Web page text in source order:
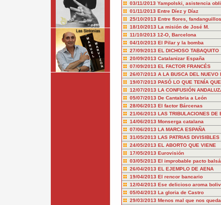
03/11/2013 Yampolski, asistencia
01/11/2013 Entre Díez y Díaz
25/10/2013 Entre flores,
18/10/2013 La misión de José M.
11/10/2013 12-O, Barcelona
04/10/2013 El Pilar y la bomba
27/09/2013 EL DICHOSO TABAQUITO
20/09/2013 Catalanizar España
07/09/2013 EL FACTOR FRANCÉS
26/07/2013 A LA BUSCA DEL NUEVO
19/07/2013 PASÓ LO QUE TENÍA
12/07/2013 LA CONFUSIÓN
05/07/2013 De Cantabria a León
28/06/2013 El factor Bárcenas
21/06/2013 LAS TRIBULACIONES DE
14/06/2013 Monserga catalana
07/06/2013 LA MARCA ESPAÑA
31/05/2013 LAS PATRIAS DIVISIBLES
24/05/2013 EL ABORTO QUE VIENE
17/05/2013 Eurovisión
03/05/2013 El improbable pacto
26/04/2013 EL EJEMPLO DE AENA
19/04/2013 El rencor bancario
12/04/2013 Ese delicioso aroma
05/04/2013 La gloria de Castro
29/03/2013 Menos mal que nos